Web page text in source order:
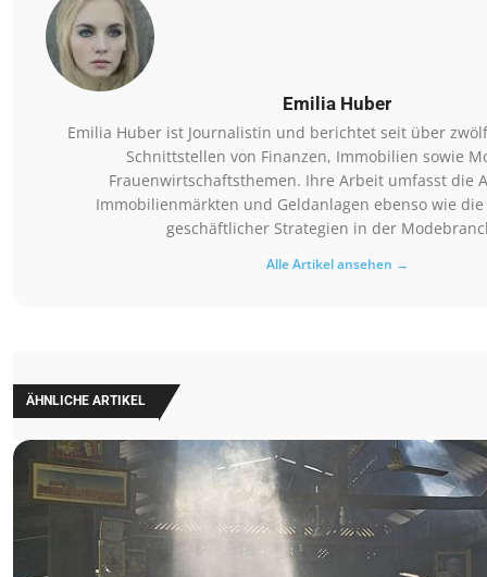
Emilia Huber
Emilia Huber ist Journalistin und berichtet seit über
Schnittstellen von Finanzen, Immobilien sowie
Frauenwirtschaftsthemen. Ihre Arbeit umfasst die
Immobilienmärkten und Geldanlagen ebenso wie
geschäftlicher Strategien in der
Alle Artikel ansehen →
ÄHNLICHE ARTIKEL